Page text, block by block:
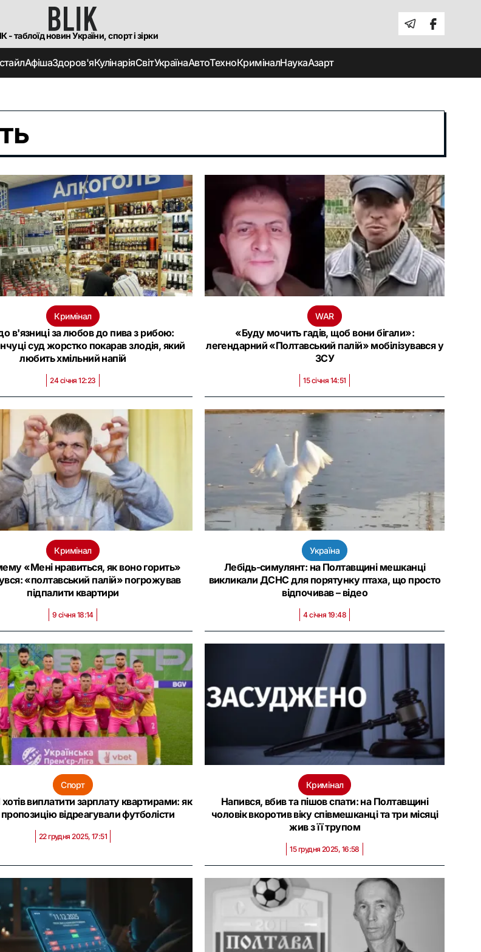
- таблоїд новин України, спорт і зірки
АфішаЗдоров'яКулінаріяСвітУкраїнаАвтоТехноКриміналНаукаАзарт
Кримінал
в'язниці за любов до пива з рибою:
суд жорстко покарав злодія, який
любить хмільний напій
24 січня 12:23
WAR
«‎Буду мочить гадів, щоб вони бігали»:
легендарний «‎Полтавський палій» мобілізувався у
ЗСУ
15 січня 14:51
Кримінал
«Мені нравиться, як воно горить»
«полтавський палій» погрожував
підпалити квартири
9 січня 18:14
Україна
Лебідь-симулянт: на Полтавщині мешканці
викликали ДСНС для порятунку птаха, що просто
відпочивав – відео
4 січня 19:48
Спорт
виплатити зарплату квартирами: як
відреагували футболісти
22 грудня 2025, 17:51
Кримінал
Напився, вбив та пішов спати: на Полтавщині
чоловік вкоротив віку співмешканці та три місяці
жив з її трупом
15 грудня 2025, 16:58